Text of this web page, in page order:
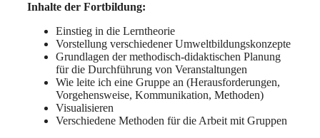
Inhalte der Fortbildung:
Einstieg in die Lerntheorie
Vorstellung verschiedener Umweltbildungskonzepte
Grundlagen der methodisch-didaktischen Planung
für die Durchführung von Veranstaltungen
Wie leite ich eine Gruppe an (Herausforderungen,
Vorgehensweise, Kommunikation, Methoden)
Visualisieren
Verschiedene Methoden für die Arbeit mit Gruppen